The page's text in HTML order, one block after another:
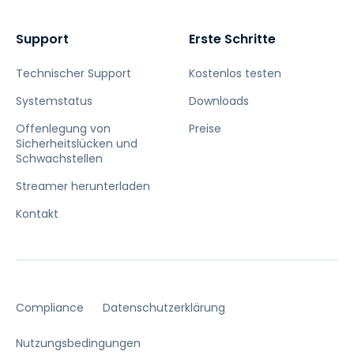
Support
Technischer Support
Systemstatus
Offenlegung von
Sicherheitslücken und
Schwachstellen
Streamer herunterladen
Kontakt
Erste Schritte
Kostenlos testen
Downloads
Preise
Compliance Datenschutzerklärung
Nutzungsbedingungen